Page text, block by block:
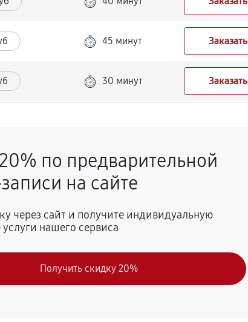
45 минут Заказать
30 минут Заказать
40 минут Заказать
Заказать
по предварительной
на сайте
через сайт и получите индивидуальную
нашего сервиса
Получить скидку 20%